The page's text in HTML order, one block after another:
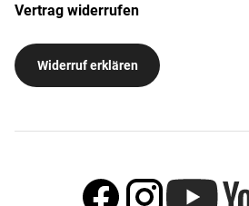
Vertrag widerrufen
Widerruf erklären